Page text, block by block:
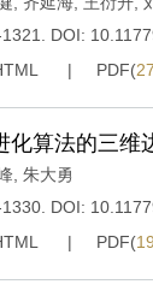
DOI:
PDF(
化算法的三维
朱大勇
DOI:
PDF(